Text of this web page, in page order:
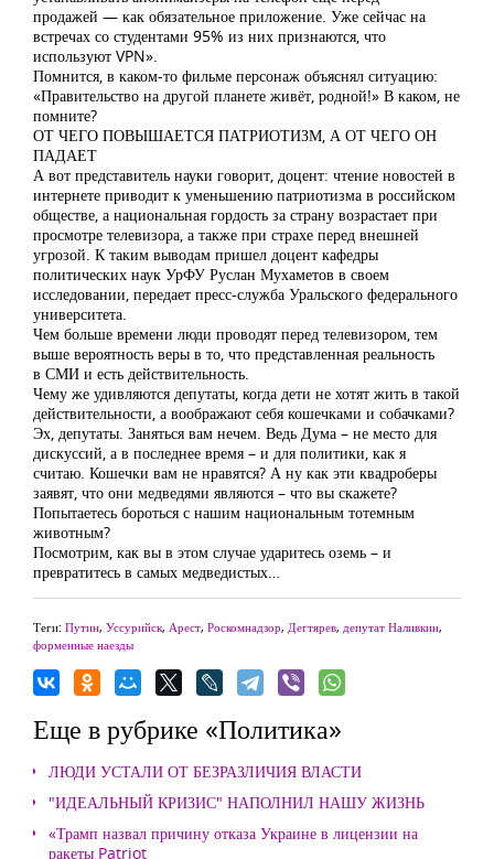
продажей — как обязательное приложение. Уже сейчас на
встречах со студентами 95% из них признаются, что
используют VPN».
Помнится, в каком-то фильме персонаж объяснял ситуацию:
«Правительство на другой планете живёт, родной!» В каком, не
помните?
ОТ ЧЕГО ПОВЫШАЕТСЯ ПАТРИОТИЗМ, А ОТ ЧЕГО ОН
ПАДАЕТ
А вот представитель науки говорит, доцент: чтение новостей в
интернете приводит к уменьшению патриотизма в российском
обществе, а национальная гордость за страну возрастает при
просмотре телевизора, а также при страхе перед внешней
угрозой. К таким выводам пришел доцент кафедры
политических наук УрФУ Руслан Мухаметов в своем
исследовании, передает пресс-служба Уральского федерального
университета.
Чем больше времени люди проводят перед телевизором, тем
выше вероятность веры в то, что представленная реальность
в СМИ и есть действительность.
Чему же удивляются депутаты, когда дети не хотят жить в такой
действительности, а воображают себя кошечками и собачками?
Эх, депутаты. Заняться вам нечем. Ведь Дума – не место для
дискуссий, а в последнее время – и для политики, как я
считаю. Кошечки вам не нравятся? А ну как эти квадроберы
заявят, что они медведями являются – что вы скажете?
Попытаетесь бороться с нашим национальным тотемным
животным?
Посмотрим, как вы в этом случае ударитесь оземь – и
превратитесь в самых медведистых…
Теги: Путин, Уссурийск, Арест, Роскомнадзор, Дегтярев, депутат Наливкин,
форменные наезды
Еще в рубрике «Политика»
ЛЮДИ УСТАЛИ ОТ БЕЗРАЗЛИЧИЯ ВЛАСТИ
"ИДЕАЛЬНЫЙ КРИЗИС" НАПОЛНИЛ НАШУ ЖИЗНЬ
«Трамп назвал причину отказа Украине в лицензии на
ракеты Patriot